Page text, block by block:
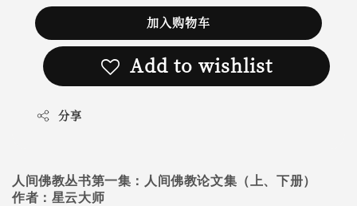
加入购物车
Add to wishlist
分享
人间佛教丛书第一集：人间佛教论文集（上、下册）
作者：星云大师